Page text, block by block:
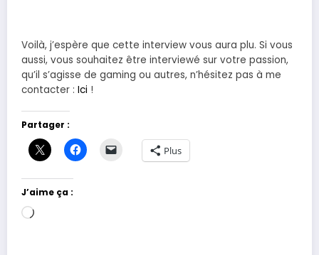
Voilà, j’espère que cette interview vous aura plu. Si vous
aussi, vous souhaitez être interviewé sur votre passion,
qu’il s’agisse de gaming ou autres, n’hésitez pas à me
contacter : Ici !
Partager :
Plus
J’aime ça :
Chargement…